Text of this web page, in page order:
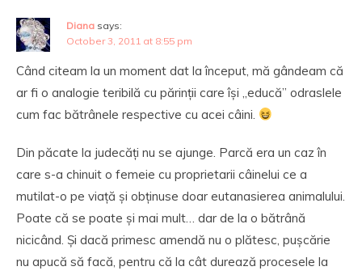
Diana says:
October 3, 2011 at 8:55 pm
Când citeam la un moment dat la început, mă gândeam că
ar fi o analogie teribilă cu părinții care își „educă” odraslele
cum fac bătrânele respective cu acei câini.
Din păcate la judecăți nu se ajunge. Parcă era un caz în
care s-a chinuit o femeie cu proprietarii câinelui ce a
mutilat-o pe viață și obținuse doar eutanasierea animalului.
Poate că se poate și mai mult… dar de la o bătrână
nicicând. Și dacă primesc amendă nu o plătesc, pușcărie
nu apucă să facă, pentru că la cât durează procesele la